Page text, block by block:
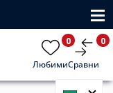
Любими
0
Сравни
0